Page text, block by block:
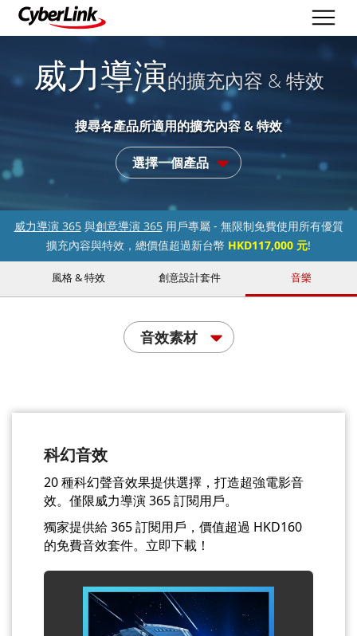
威力導演的擴充內容 & 特效
搜尋各產品所適用的擴充內容 & 特效
選擇一個產品
威力導演 365與創意導演 365用戶專屬 - 無限制免費使用所有優質
擴充內容與特效，總價值超過新台幣 HKD117,000 元!
風格 & 特效 創意設計套件 音樂
音效素材
科幻音效
20 種科幻聲音效果提供選擇，打造超強電影音
效。僅限威力導演 365 訂閱用戶。
獨家提供給 365 訂閱用戶，價值超過 HKD160
的免費音效套件。立即下載！